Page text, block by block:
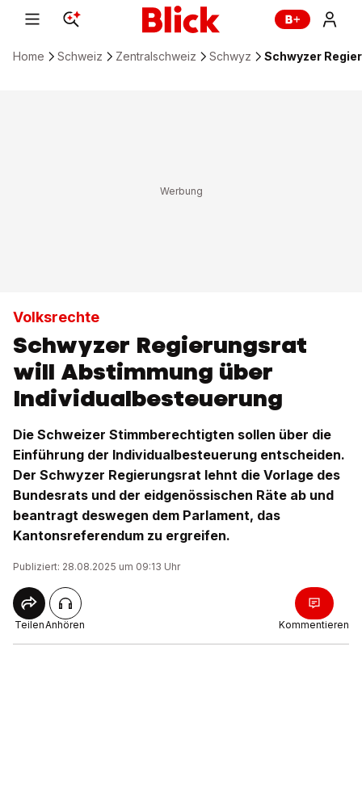
Home Schweiz Zentralschweiz Schwyz Schwyzer
Volksrechte
Schwyzer Regierungsrat
will Abstimmung über
Individualbesteuerung
Die Schweizer Stimmberechtigten sollen über die
Einführung der Individualbesteuerung entscheiden.
Der Schwyzer Regierungsrat lehnt die Vorlage des
Bundesrats und der eidgenössischen Räte ab und
beantragt deswegen dem Parlament, das
Kantonsreferendum zu ergreifen.
Publiziert: 28.08.2025 um 09:13 Uhr
TeilenAnhören Kommentieren